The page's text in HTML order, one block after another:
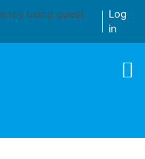
using guest
Log
in